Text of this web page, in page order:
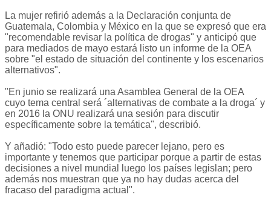
La mujer refirió además a la Declaración conjunta de
Guatemala, Colombia y México en la que se expresó que era
"recomendable revisar la política de drogas" y anticipó que
para mediados de mayo estará listo un informe de la OEA
sobre "el estado de situación del continente y los escenarios
alternativos".
"En junio se realizará una Asamblea General de la OEA
cuyo tema central será ´alternativas de combate a la droga´ y
en 2016 la ONU realizará una sesión para discutir
específicamente sobre la temática", describió.
Y añadió: "Todo esto puede parecer lejano, pero es
importante y tenemos que participar porque a partir de estas
decisiones a nivel mundial luego los países legislan; pero
además nos muestran que ya no hay dudas acerca del
fracaso del paradigma actual".